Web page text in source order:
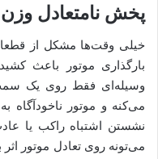
پخش نامتعادل
خیلی وقت‌ها مشکل از
بارگذاری موتور باعث
وسیله‌ای فقط روی یک سمت
می‌کنه و موتور
نشستن اشتباه راکب یا
می‌تونه روی تعادل موتور اثر